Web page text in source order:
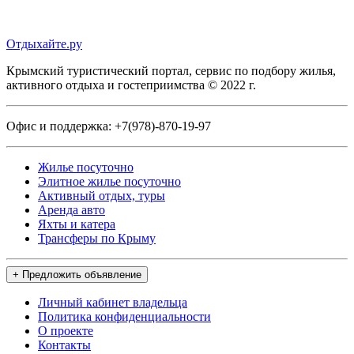
Отдыхайте.ру
Крымский туристический портал, сервис по подбору жилья,
активного отдыха и гостеприимства © 2022 г.
Офис и поддержка: +7(978)-870-19-97
Жилье посуточно
Элитное жилье посуточно
Активный отдых, туры
Аренда авто
Яхты и катера
Трансферы по Крыму
+ Предложить объявление
Личный кабинет владельца
Политика конфиденциальности
О проекте
Контакты